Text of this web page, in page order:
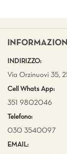
INDIRIZZO:
Via Orzinuovi 35,
Cell Whats App:
351 9802046
Telefono:
030 3540097
EMAIL: